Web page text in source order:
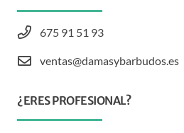
675 91 51 93
ventas@damasybarbudos.es
¿ERES PROFESIONAL?